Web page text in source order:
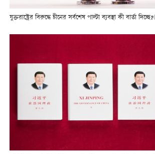
যুক্তরাষ্ট্রের বিরুদ্ধে চীনের সর্বশেষ পাল্টা ব্যবস্থা কী বার্তা দিচ্ছে?